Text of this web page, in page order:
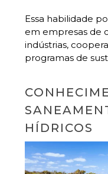
Essa habilidade
em empresas de
indústrias,
programas de
HÍDRICOS